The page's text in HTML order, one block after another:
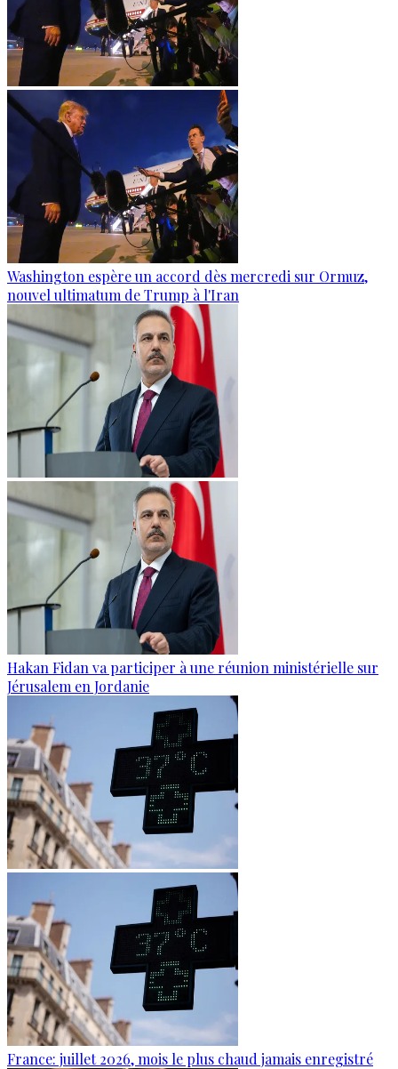
Washington espère un accord dès mercredi sur Ormuz,
nouvel ultimatum de Trump à l'Iran
Hakan Fidan va participer à une réunion ministérielle sur
Jérusalem en Jordanie
France: juillet 2026, mois le plus chaud jamais enregistré